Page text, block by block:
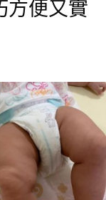
方便又實